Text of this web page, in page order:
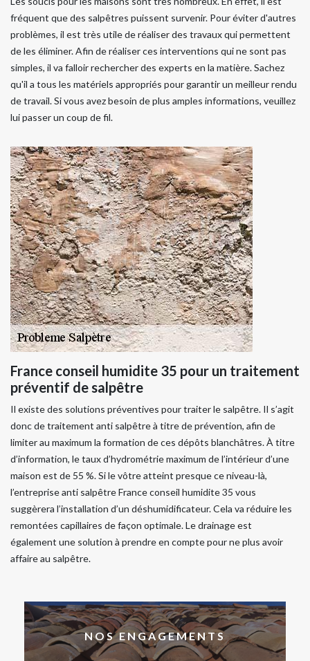
fréquent que des salpêtres puissent survenir. Pour éviter d'autres
problèmes, il est très utile de réaliser des travaux qui permettent
de les éliminer. Afin de réaliser ces interventions qui ne sont pas
simples, il va falloir rechercher des experts en la matière. Sachez
qu'il a tous les matériels appropriés pour garantir un meilleur rendu
de travail. Si vous avez besoin de plus amples informations, veuillez
lui passer un coup de fil.
France conseil humidite 35 pour un traitement
préventif de salpêtre
Il existe des solutions préventives pour traiter le salpêtre. Il s’agit
donc de traitement anti salpêtre à titre de prévention, afin de
limiter au maximum la formation de ces dépôts blanchâtres. À titre
d’information, le taux d’hydrométrie maximum de l’intérieur d’une
maison est de 55 %. Si le vôtre atteint presque ce niveau-là,
l’entreprise anti salpêtre France conseil humidite 35 vous
suggèrera l’installation d’un déshumidificateur. Cela va réduire les
remontées capillaires de façon optimale. Le drainage est
également une solution à prendre en compte pour ne plus avoir
affaire au salpêtre.
NOS ENGAGEMENTS